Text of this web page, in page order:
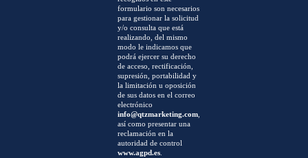
formulario son necesarios
para gestionar la solicitud
y/o consulta que está
realizando, del mismo
modo le indicamos que
podrá ejercer su derecho
de acceso, rectificación,
supresión, portabilidad y
la limitación u oposición
de sus datos en el correo
electrónico
info@qtzmarketing.com,
así como presentar una
reclamación en la
autoridad de control
www.agpd.es.